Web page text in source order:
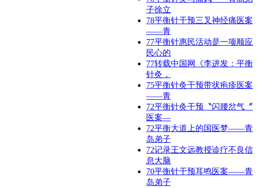
子徐立
78平衡针干预三叉神经痛医案
——青
77平衡针惠民活动是一项顺应
民心的
77转载中国网《李进发：平衡
针灸，
75平衡针灸干预带状疱疹医案
——青
72平衡针灸干预〝闪腰岔气〞
医案—
72平衡大道上的国医梦——青
岛弟子
72记录王文远教授诊疗不良信
息大脑
70平衡针干预耳鸣医案——青
岛弟子